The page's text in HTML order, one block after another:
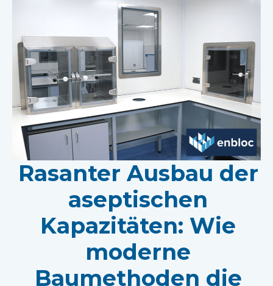
Rasanter Ausbau der
aseptischen
Kapazitäten: Wie
moderne
Baumethoden die